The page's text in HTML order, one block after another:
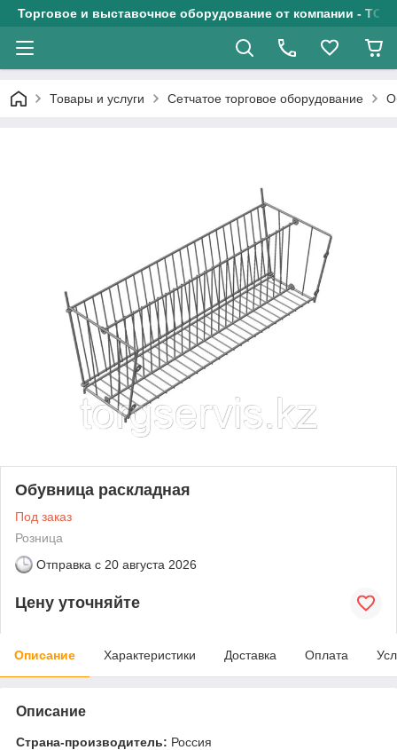
Торговое и выставочное оборудование от компании - ТОО
Товары и услуги Сетчатое торговое оборудование
Обувница раскладная
Под заказ
Розница
Отправка с 20 августа 2026
Цену уточняйте
Описание Характеристики Доставка Оплата
Описание
Страна-производитель: Россия